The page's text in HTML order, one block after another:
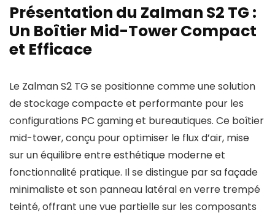
Présentation du Zalman S2 TG :
Un Boîtier Mid-Tower Compact
et Efficace
Le Zalman S2 TG se positionne comme une solution
de stockage compacte et performante pour les
configurations PC gaming et bureautiques. Ce boîtier
mid-tower, conçu pour optimiser le flux d’air, mise
sur un équilibre entre esthétique moderne et
fonctionnalité pratique. Il se distingue par sa façade
minimaliste et son panneau latéral en verre trempé
teinté, offrant une vue partielle sur les composants